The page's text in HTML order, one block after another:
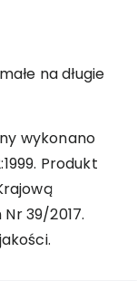
na długie
wykonano
Produkt
39/2017.